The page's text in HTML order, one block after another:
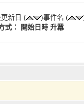
新日 ( )事件名 (
式： 開始日時 升羃